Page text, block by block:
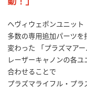
ヘヴィウェポンユニット
多数の専用追加パーツ
変わった 「プラズマアー
レーザーキャノンの各
合わせることで
プラズマライフル・プ